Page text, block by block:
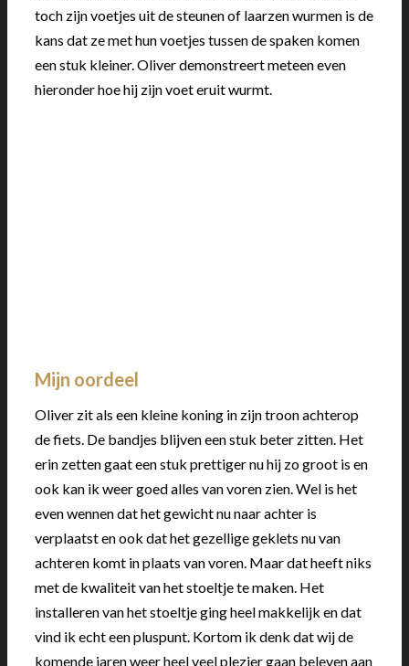
toch zijn voetjes uit de steunen of laarzen wurmen is de
kans dat ze met hun voetjes tussen de spaken komen
een stuk kleiner. Oliver demonstreert meteen even
hieronder hoe hij zijn voet eruit wurmt.
Mijn oordeel
Oliver zit als een kleine koning in zijn troon achterop
de fiets. De bandjes blijven een stuk beter zitten. Het
erin zetten gaat een stuk prettiger nu hij zo groot is en
ook kan ik weer goed alles van voren zien. Wel is het
even wennen dat het gewicht nu naar achter is
verplaatst en ook dat het gezellige geklets nu van
achteren komt in plaats van voren. Maar dat heeft niks
met de kwaliteit van het stoeltje te maken. Het
installeren van het stoeltje ging heel makkelijk en dat
vind ik echt een pluspunt. Kortom ik denk dat wij de
komende jaren weer heel veel plezier gaan beleven aan